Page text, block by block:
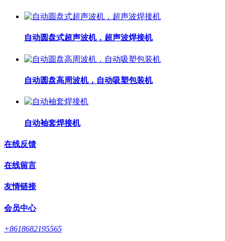
自动圆盘式超声波机，超声波焊接机
自动圆盘高周波机，自动吸塑包装机
自动袖套焊接机
在线反馈
在线留言
友情链接
会员中心
+8618682195565